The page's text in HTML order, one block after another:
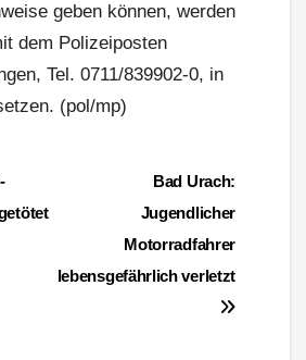
geben können, werden
dem Polizeiposten
Tel. 0711/839902-0, in
(pol/mp)
Bad Urach:
Jugendlicher
Motorradfahrer
lebensgefährlich verletzt